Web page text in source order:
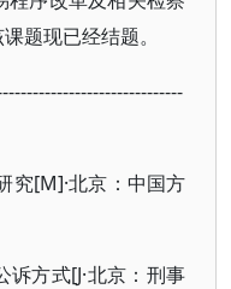
题现已经结题。
究[M]·北京：中国方
诉方式[J·北京：刑事